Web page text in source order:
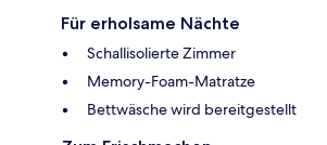
Für erholsame Nächte
Schallisolierte Zimmer
Memory-Foam-Matratze
Bettwäsche wird bereitgestellt